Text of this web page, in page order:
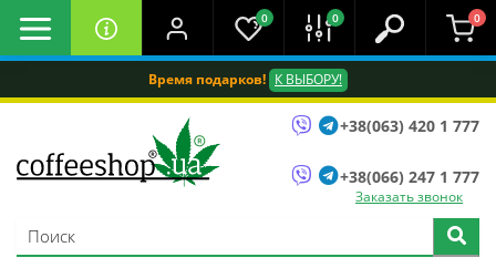
Время подарков! К ВЫБОРУ!
0 0 0
+38(063) 420 1 777
+38(066) 247 1 777
Заказать звонок